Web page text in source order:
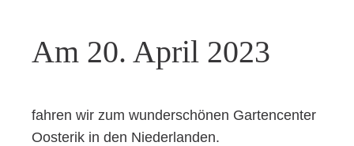
Am 20. April 2023
fah­ren wir zum wun­der­schö­nen Gar­ten­cen­ter
Oos­te­rik in den Niederlanden.